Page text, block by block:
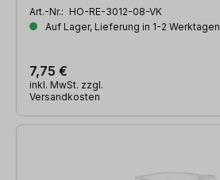
Art.-Nr.: HO-RE-3012-08-VK
Auf Lager, Lieferung in 1-2 Werktagen
7,75 €
inkl. MwSt. zzgl.
Versandkosten